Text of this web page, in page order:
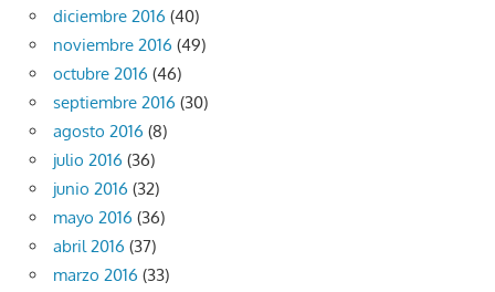
diciembre 2016 (40)
noviembre 2016 (49)
octubre 2016 (46)
septiembre 2016 (30)
agosto 2016 (8)
julio 2016 (36)
junio 2016 (32)
mayo 2016 (36)
abril 2016 (37)
marzo 2016 (33)